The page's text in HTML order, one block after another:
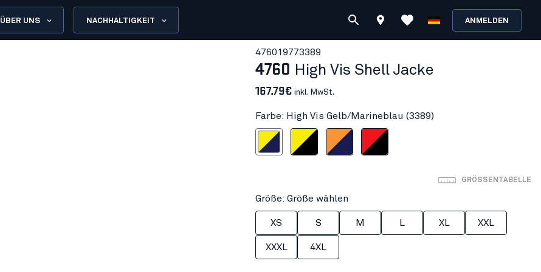
ÜBER UNS NACHHALTIGKEIT ANMELDEN
476019773389
4760 High Vis Shell Jacke
167.79€ inkl. MwSt.
Farbe: High Vis Gelb/Marineblau (3389)
High Vis Gelb/Marineblau
High Vis Gelb/Schwarz
High Vis Orange/Marineblau
High Vis Rot/Schwarz
GRÖSSENTABELLE
Größe: Größe wählen
XS S M L XL XXL
XXXL 4XL